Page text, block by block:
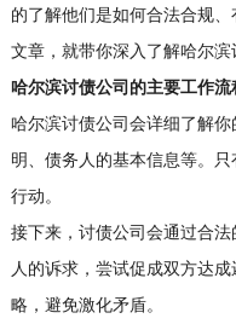
的了解他们是如何合法合规
文章，就带你深入了解哈尔
哈尔滨讨债公司的主要工作流
哈尔滨讨债公司会详细了解
明、债务人的基本信息等。
行动。
接下来，讨债公司会通过合
人的诉求，尝试促成双方达
略，避免激化矛盾。